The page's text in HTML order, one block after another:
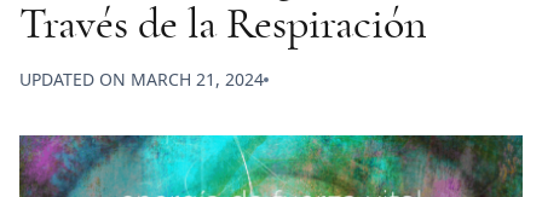
Través de la Respiración
UPDATED ON MARCH 21, 2024